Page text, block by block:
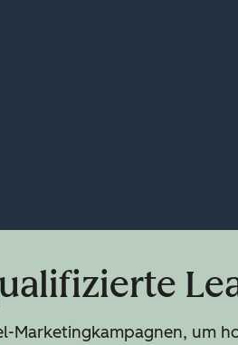
Marketingkampagnen, um